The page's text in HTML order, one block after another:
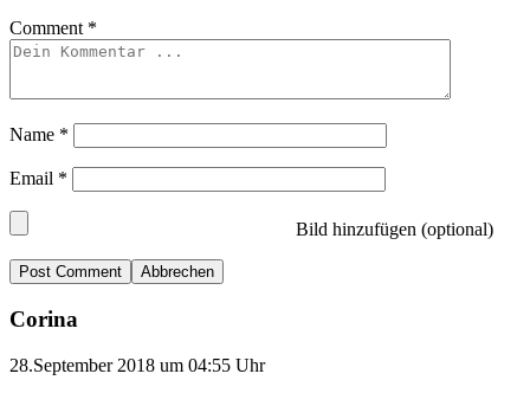
Comment *
Name *
Email *
Bild hinzufügen (optional)
Abbrechen
Corina
28.September 2018 um 04:55 Uhr